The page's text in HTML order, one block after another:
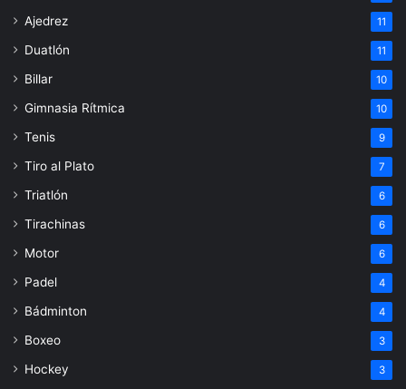
Ajedrez 11
Duatlón 11
Billar 10
Gimnasia Rítmica 10
Tenis 9
Tiro al Plato 7
Triatlón 6
Tirachinas 6
Motor 6
Padel 4
Bádminton 4
Boxeo 3
Hockey 3